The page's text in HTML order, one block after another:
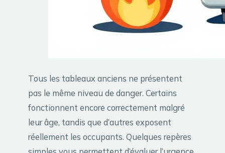
Tous les tableaux anciens ne présentent
pas le même niveau de danger. Certains
fonctionnent encore correctement malgré
leur âge, tandis que d’autres exposent
réellement les occupants. Quelques repères